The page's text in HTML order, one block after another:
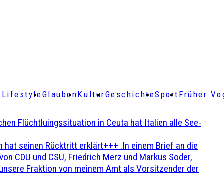
LifestyleGlaubenKulturGeschichteSport Früher
Flüchtluingssituation in Ceuta hat Italien alle See-
hat seinen Rücktritt erklärt+++ .In einem Brief an die
CDU und CSU, Friedrich Merz und Markus Söder,
Fraktion von meinem Amt als Vorsitzender der